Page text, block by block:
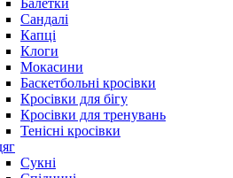
Сандалі
Капці
Клоги
Мокасини
Баскетбольні кросівки
Кросівки для бігу
Кросівки для тренувань
Тенісні кросівки
Сукні